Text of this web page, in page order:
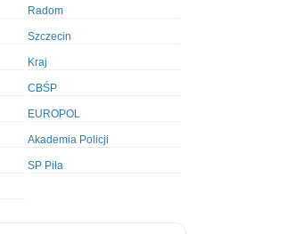
Radom
Szczecin
Kraj
CBŚP
EUROPOL
Akademia Policji
SP Piła